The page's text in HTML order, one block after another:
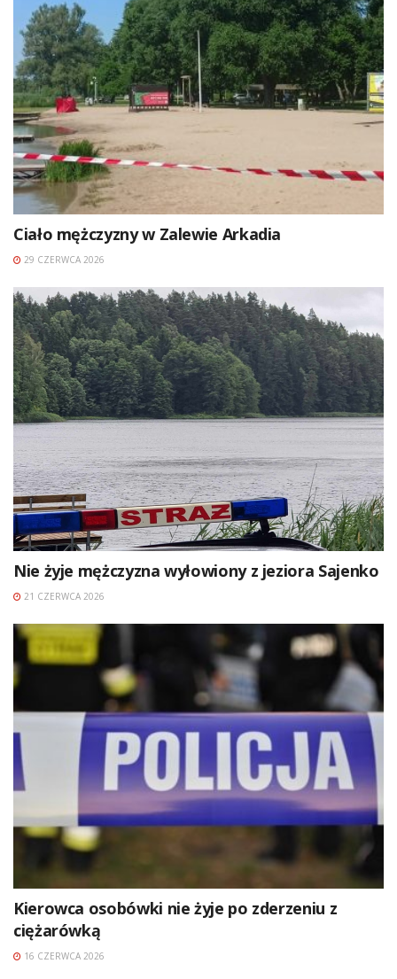
Ciało mężczyzny w Zalewie Arkadia
29 CZERWCA 2026
Nie żyje mężczyzna wyłowiony z jeziora Sajenko
21 CZERWCA 2026
Kierowca osobówki nie żyje po zderzeniu z
ciężarówką
16 CZERWCA 2026